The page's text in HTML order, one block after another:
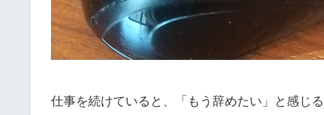
仕事を続けていると、「もう辞めたい」と感じ